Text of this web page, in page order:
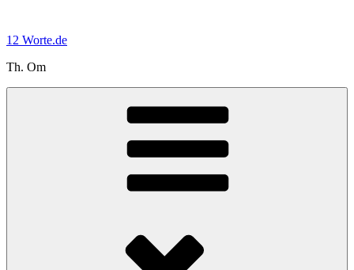
springen
12 Worte.de
Th. Om